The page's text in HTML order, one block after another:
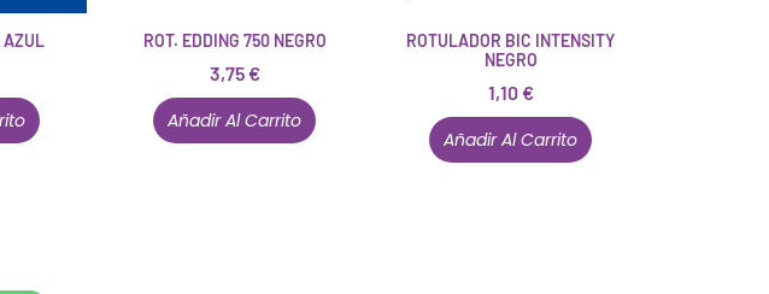
AZUL ROT. EDDING 750 NEGRO
3,75 €
Añadir Al Carrito
ROTULADOR BIC INTENSITY
NEGRO
1,10 €
Añadir Al Carrito